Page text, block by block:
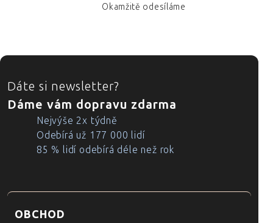
Okamžitě odesíláme
ZÁPATÍ
Dáte si newsletter?
Dáme vám dopravu zdarma
Nejvýše 2x týdně
Odebírá už 177 000 lidí
85 % lidí odebírá déle než rok
OBCHOD